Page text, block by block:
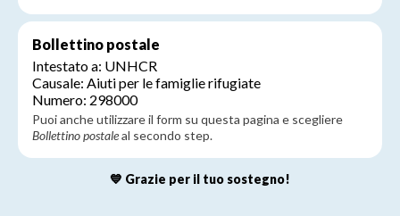
Bollettino postale
Intestato a: UNHCR
Causale: Aiuti per le famiglie rifugiate
Numero: 298000
Puoi anche utilizzare il form su questa pagina e scegliere
Bollettino postaleal secondo step.
💙 Grazie per il tuo sostegno!